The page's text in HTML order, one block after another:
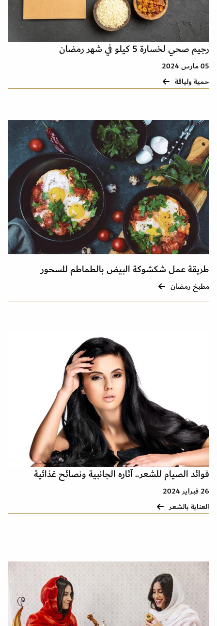
رجيم صحي لخسارة 5 كيلو في شهر رمضان
05 مارس 2024
حمية ولياقة
طريقة عمل شكشوكة البيض بالطماطم للسحور
مطبخ رمضان
فوائد الصيام للشعر.. آثاره الجانبية ونصائح غذائية
26 فبراير 2024
العناية بالشعر